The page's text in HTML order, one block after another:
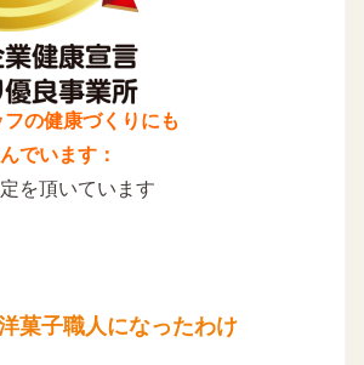
フの健康づくりにも
でいます：
を頂いています
菓子職人になったわけ